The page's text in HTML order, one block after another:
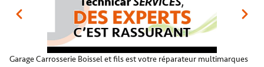
Garage Carrosserie Boissel et fils est votre réparateur multimarques